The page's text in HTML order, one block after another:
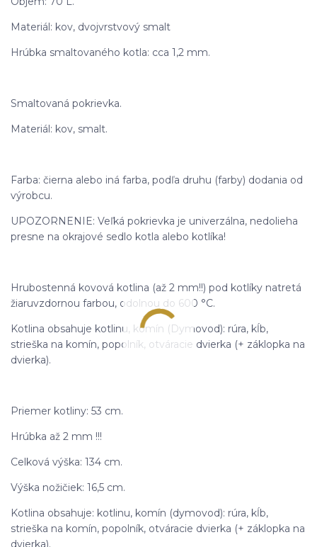
Materiál: kov, dvojvrstvový smalt
Hrúbka smaltovaného kotla: cca 1,2 mm.
Smaltovaná pokrievka.
Materiál: kov, smalt.
Farba: čierna alebo iná farba, podľa druhu (farby) dodania od
výrobcu.
UPOZORNENIE: Veľká pokrievka je univerzálna, nedolieha
presne na okrajové sedlo kotla alebo kotlíka!
Hrubostenná kovová kotlina (až 2 mm!!) pod kotlíky natretá
žiaruvzdornou farbou, odolnou do 600 °C.
Kotlina obsahuje kotlinu, komín (Dymovod): rúra, kĺb,
strieška na komín, popolník, otváracie dvierka (+ záklopka na
dvierka).
Priemer kotliny: 53 cm.
Hrúbka až 2 mm !!!
Celková výška: 134 cm.
Výška nožičiek: 16,5 cm.
Kotlina obsahuje: kotlinu, komín (dymovod): rúra, kĺb,
strieška na komín, popolník, otváracie dvierka (+ záklopka na
dvierka).